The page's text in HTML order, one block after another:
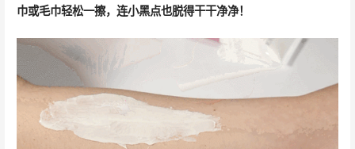
巾或毛巾轻松一擦，连小黑点也脱得干干净净！